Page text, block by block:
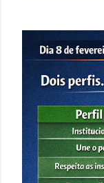
n
s
g
e
n